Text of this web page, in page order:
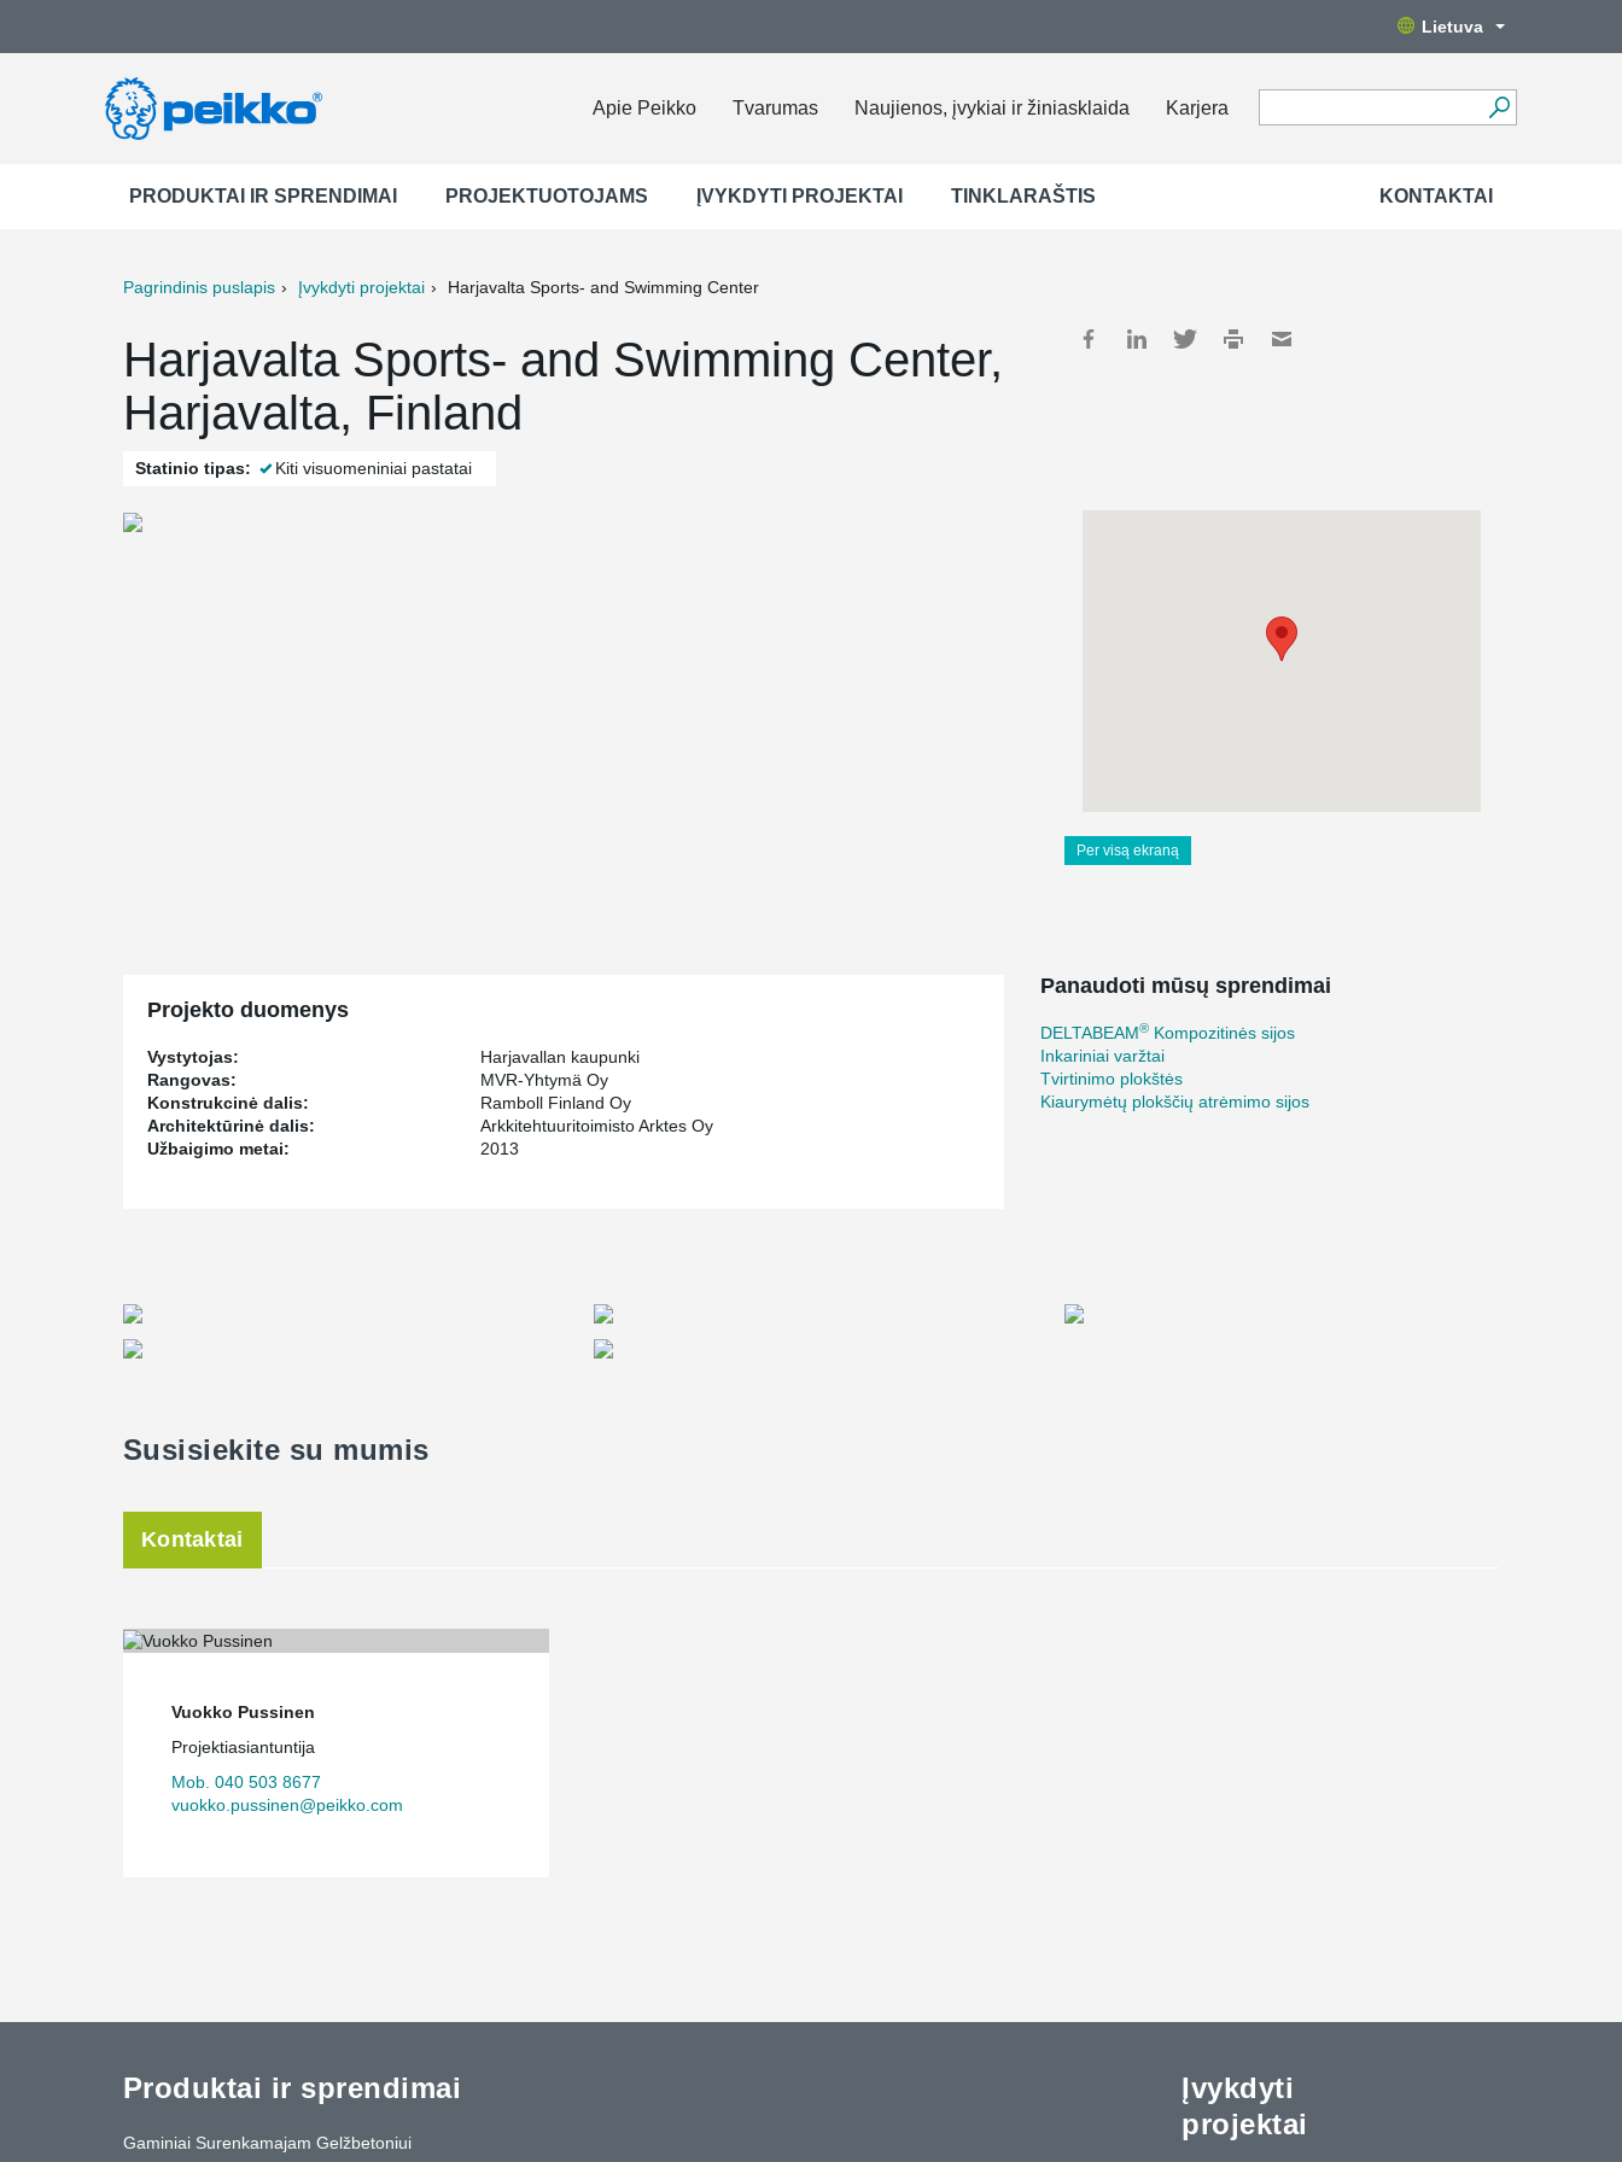
Lietuva
Apie Peikko Tvarumas Naujienos, įvykiai ir žiniasklaida Karjera
PRODUKTAI IR SPRENDIMAI PROJEKTUOTOJAMS ĮVYKDYTI PROJEKTAI TINKLARAŠTIS KONTAKTAI
Pagrindinis puslapis Įvykdyti projektai Harjavalta Sports- and Swimming Center
Harjavalta Sports- and Swimming Center,
Harjavalta, Finland
Statinio tipas: Kiti visuomeniniai pastatai
Per visą ekraną
Projekto duomenys
Vystytojas:
Harjavallan kaupunki
Rangovas:
MVR-Yhtymä Oy
Konstrukcinė dalis:
Ramboll Finland Oy
Architektūrinė dalis:
Arkkitehtuuritoimisto Arktes Oy
Užbaigimo metai:
2013
Panaudoti mūsų sprendimai
DELTABEAM® Kompozitinės sijos
Inkariniai varžtai
Tvirtinimo plokštės
Kiaurymėtų plokščių atrėmimo sijos
Susisiekite su mumis
Kontaktai
Vuokko Pussinen
Projektiasiantuntija
Mob. 040 503 8677
vuokko.pussinen@peikko.com
Produktai ir sprendimai
Gaminiai Surenkamajam Gelžbetoniui
Įvykdyti
projektai